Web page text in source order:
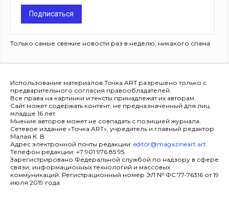
Подписаться
Только самые свежие новости раз в неделю, никакого спама
Использование материалов Точка ART разрешено только с
предварительного согласия правообладателей.
Все права на картинки и тексты принадлежат их авторам.
Сайт может содержать контент, не предназначенный для лиц
младше 16 лет.
Мнение авторов может не совпадать с позицией журнала.
Сетевое издание «Точка ART», учредитель и главный редактор
Малая К. В.
Адрес электронной почты редакции: editor@magazineart.art.
Телефон редакции: +7 901 976 85 95.
Зарегистрировано Федеральной службой по надзору в сфере
связи, информационных технологий и массовых
коммуникаций. Регистрационный номер ЭЛ № ФС 77-76316 от 19
июля 2019 года.